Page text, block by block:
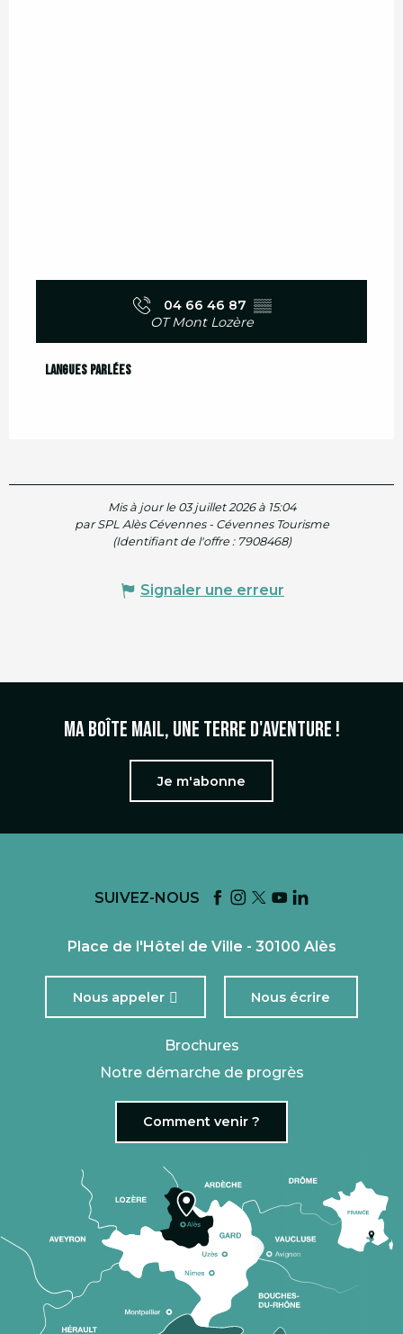
04 66 46 87 ▒▒
OT Mont Lozère
Langues parlées
Langues parlées
Mis à jour le 03 juillet 2026 à 15:04
par SPL Alès Cévennes - Cévennes Tourisme
(Identifiant de l'offre : 7908468)
Signaler une erreur
Ma boîte mail, une terre d'aventure !
Je m'abonne
SUIVEZ-NOUS
Place de l'Hôtel de Ville - 30100 Alès
Nous appeler Nous écrire
Brochures
Notre démarche de progrès
Comment venir ?